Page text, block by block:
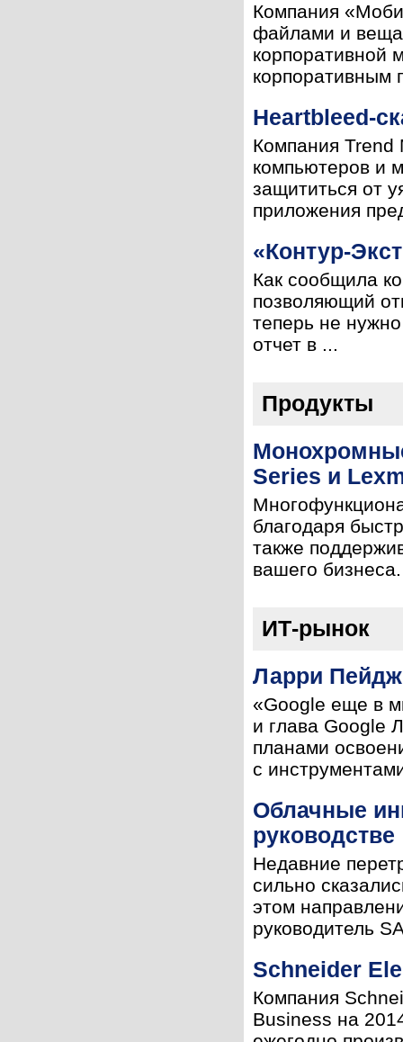
Компания
файлами и
корпоративной
корпоративным
Heartbleed-
Компания Trend
компьютеров и
защититься от
приложения
«Контур-
Как сообщила
позволяющий
теперь не
отчет в ...
Продукты
Series и
благодаря
также
вашего
ИТ-рынок
Ларри
«Google еще в
и глава Google
планами
с
Облачные
руководстве
Недавние
сильно
этом
руководитель
Schneider
Компания
Business на